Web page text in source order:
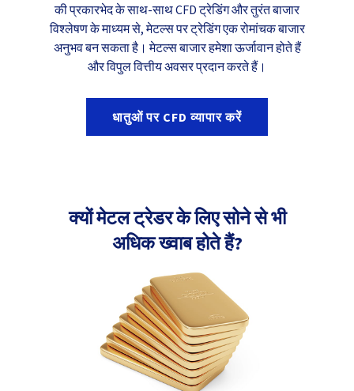
की प्रकारभेद के साथ-साथ CFD ट्रेडिंग और तुरंत बाजार
विश्लेषण के माध्यम से, मेटल्स पर ट्रेडिंग एक रोमांचक बाजार
अनुभव बन सकता है। मेटल्स बाजार हमेशा ऊर्जावान होते हैं
और विपुल वित्तीय अवसर प्रदान करते हैं।
धातुओं पर CFD व्यापार करें
क्यों मेटल ट्रेडर के लिए सोने से भी
अधिक ख्वाब होते हैं?